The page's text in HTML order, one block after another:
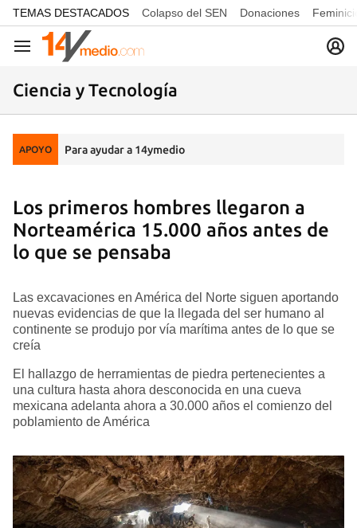
common.go-to-content
TEMAS DESTACADOS Colapso del SEN Donaciones
Navegación
Ciencia y Tecnología
APOYO Para ayudar a 14ymedio
Los primeros hombres llegaron a
Norteamérica 15.000 años antes de
lo que se pensaba
Las excavaciones en América del Norte siguen aportando
nuevas evidencias de que la llegada del ser humano al
continente se produjo por vía marítima antes de lo que se
creía
El hallazgo de herramientas de piedra pertenecientes a
una cultura hasta ahora desconocida en una cueva
mexicana adelanta ahora a 30.000 años el comienzo del
poblamiento de América